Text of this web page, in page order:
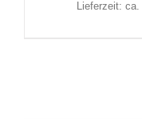
Lieferzeit: